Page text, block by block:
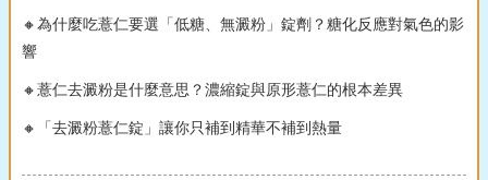
🔸為什麼吃薏仁要選「低糖、無澱粉」錠劑？糖化反應對氣色的影
響
🔸薏仁去澱粉是什麼意思？濃縮錠與原形薏仁的根本差異
🔸「去澱粉薏仁錠」讓你只補到精華不補到熱量